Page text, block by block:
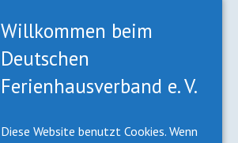
Willkommen beim
Deutschen
Ferienhausverband e. V.
Diese Website benutzt Cookies. Wenn